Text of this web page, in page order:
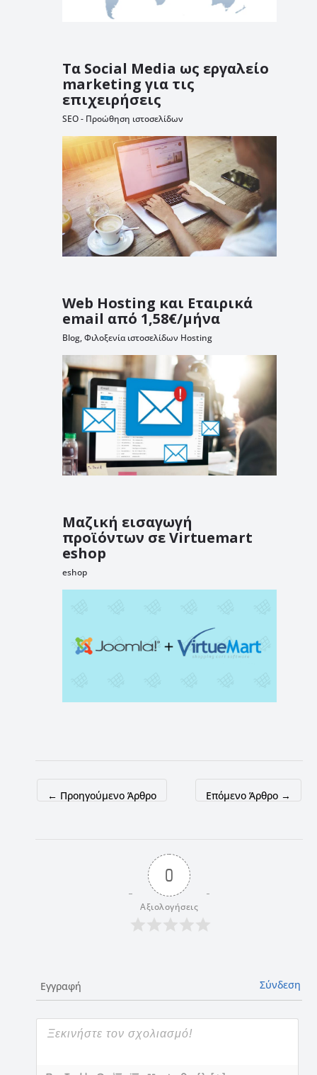
Τα Social Media ως εργαλείο
marketing για τις
επιχειρήσεις
SEO - Προώθηση ιστοσελίδων
Web Hosting και Εταιρικά
email από 1,58€/μήνα
Blog,Φιλοξενία ιστοσελίδων Hosting
Μαζική εισαγωγή
προϊόντων σε Virtuemart
eshop
eshop
← Προηγούμενο Άρθρο Επόμενο Άρθρο →
0
Αξιολογήσεις
Εγγραφή Σύνδεση